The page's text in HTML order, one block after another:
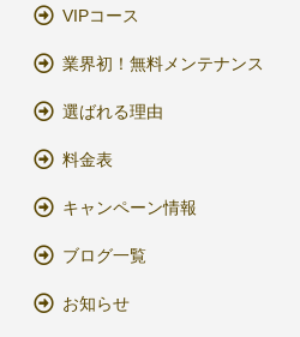
VIPコース
業界初！無料メンテナンス
選ばれる理由
料金表
キャンペーン情報
ブログ一覧
お知らせ